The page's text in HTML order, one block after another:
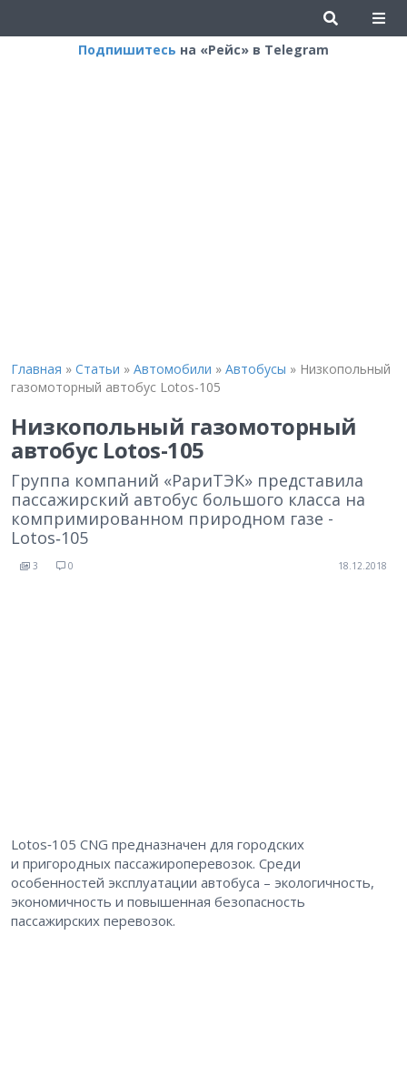
Подпишитесь на «Рейс» в Telegram
Главная » Статьи » Автомобили » Автобусы » Низкопольный
газомоторный автобус Lotos-105
Низкопольный газомоторный
автобус Lotos-105
Группа компаний «РариТЭК» представила
пассажирский автобус большого класса на
компримированном природном газе -
Lotos‑105
3 0 18.12.2018
Lotos‑105 CNG предназначен для городских
и пригородных пассажироперевозок. Среди
особенностей эксплуатации автобуса – ​экологичность,
экономичность и повышенная безопасность
пассажирских перевозок.